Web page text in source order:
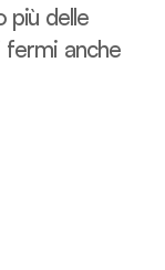
più delle
anche